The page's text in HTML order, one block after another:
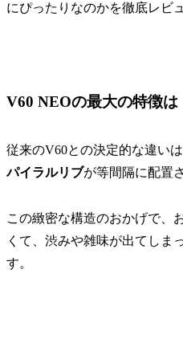
にぴったりなのかを徹底レビ
V60 NEOの最大の特徴は
従来のV60との決定的な違い
パイラルリブが等間隔に配置
この緻密な構造のおかげで、
くて、渋みや雑味が出てし
す。